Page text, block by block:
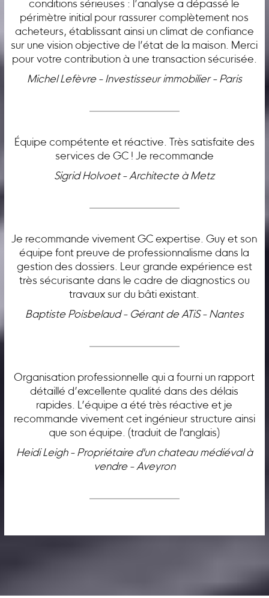
conditions sérieuses : l’analyse a dépassé le
périmètre initial pour rassurer complètement nos
acheteurs, établissant ainsi un climat de confiance
sur une vision objective de l’état de la maison. Merci
pour votre contribution à une transaction sécurisée.
Michel Lefèvre - Investisseur immobilier - Paris
Équipe compétente et réactive. Très satisfaite des
services de GC ! Je recommande
Sigrid Holvoet - Architecte à Metz
Je recommande vivement GC expertise. Guy et son
équipe font preuve de professionnalisme dans la
gestion des dossiers. Leur grande expérience est
très sécurisante dans le cadre de diagnostics ou
travaux sur du bâti existant.
Baptiste Poisbelaud - Gérant de ATiS - Nantes
Organisation professionnelle qui a fourni un rapport
détaillé d’excellente qualité dans des délais
rapides. L’équipe a été très réactive et je
recommande vivement cet ingénieur structure ainsi
que son équipe. (traduit de l'anglais)
Heidi Leigh - Propriétaire d'un chateau médiéval à
vendre - Aveyron